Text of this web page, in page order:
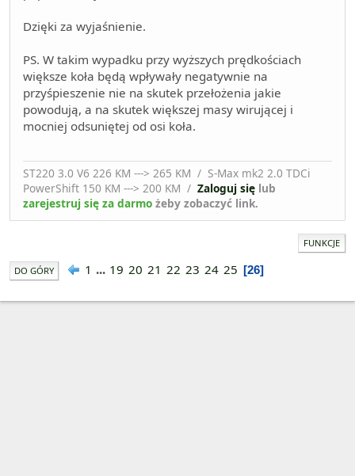
Dzięki za wyjaśnienie.
PS. W takim wypadku przy wyższych prędkościach
większe koła będą wpływały negatywnie na
przyśpieszenie nie na skutek przełożenia jakie
powodują, a na skutek większej masy wirującej i
mocniej odsuniętej od osi koła.
ST220 3.0 V6 226 KM ---> 265 KM / S-Max mk2 2.0 TDCi
PowerShift 150 KM ---> 200 KM / Zaloguj się lub
zarejestruj się za darmo żeby zobaczyć link.
FUNKCJE
DO GÓRY 1 ... 19 20 21 22 23 24 25 26